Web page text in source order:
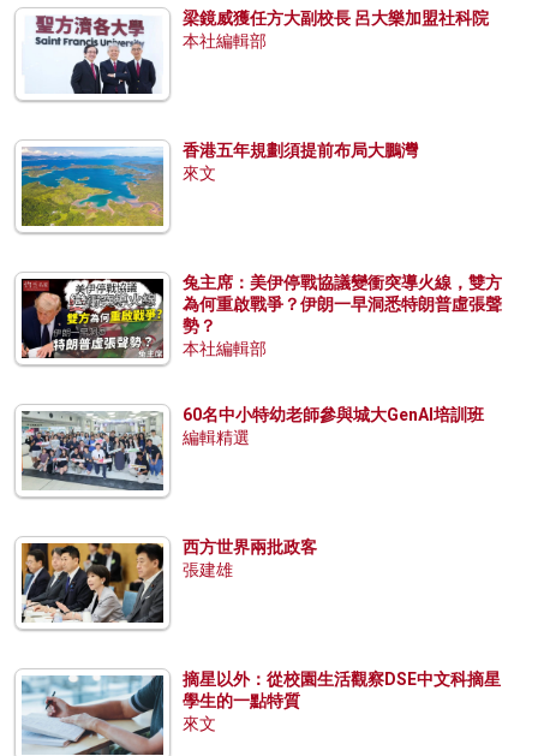
梁鏡威獲任方大副校長 呂大樂加盟社科院
本社編輯部
香港五年規劃須提前布局大鵬灣
來文
兔主席：美伊停戰協議變衝突導火線，雙方
為何重啟戰爭？伊朗一早洞悉特朗普虛張聲
勢？
本社編輯部
60名中小特幼老師參與城大GenAI培訓班
編輯精選
西方世界兩批政客
張建雄
摘星以外：從校園生活觀察DSE中文科摘星
學生的一點特質
來文